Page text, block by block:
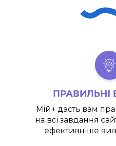
ПРАВИЛЬНІ
Мій+ дасть вам
на всі завдання
ефективніше